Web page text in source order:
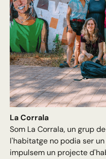
La Corrala
Som La Corrala, un grup
l'habitatge no podia ser
impulsem un projecte